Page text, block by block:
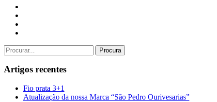
Procura
Artigos recentes
Fio prata 3+1
Atualização da nossa Marca “São Pedro Ourivesarias”